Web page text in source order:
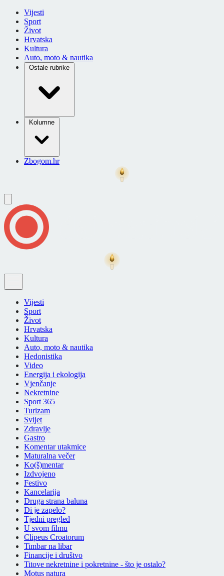
Vijesti
Sport
Život
Hrvatska
Kultura
Auto, moto & nautika
Ostale rubrike
Kolumne
Zbogom.hr
Vijesti
Sport
Život
Hrvatska
Kultura
Auto, moto & nautika
Hedonistika
Video
Energija i ekologija
Vjenčanje
Nekretnine
Sport 365
Turizam
Svijet
Zdravlje
Gastro
Komentar utakmice
Maturalna večer
Ko(š)mentar
Izdvojeno
Festivo
Kancelarija
Druga strana baluna
Di je zapelo?
Tjedni pregled
U svom filmu
Clipeus Croatorum
Timbar na libar
Financije i društvo
Titove nekretnine i pokretnine - što je ostalo?
Motus natura